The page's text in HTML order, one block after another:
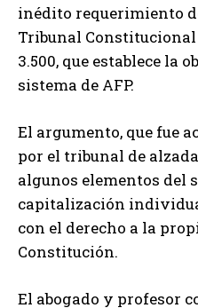
inédito requerimiento
Tribunal Constitucional
3.500, que establece la
sistema de AFP.
El argumento, que fue
por el tribunal de
algunos elementos del
capitalización
con el derecho a la
Constitución.
El abogado y profesor